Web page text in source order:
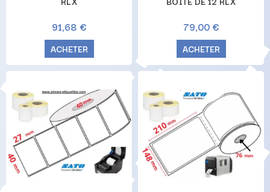
91,68 €
ACHETER
79,00 €
ACHETER